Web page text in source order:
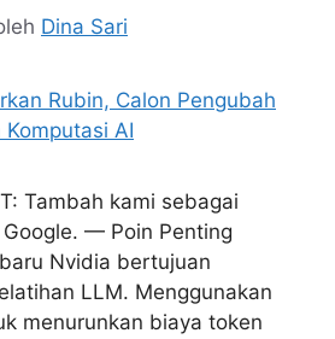
Dina Sari
Tambah kami sebagai
— Poin Penting
Nvidia bertujuan
LLM. Menggunakan
menurunkan biaya token